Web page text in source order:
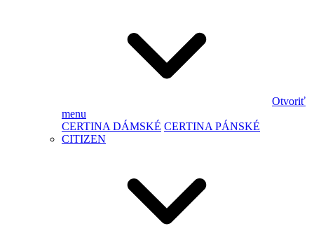
Otvoriť
menu
CERTINA DÁMSKÉ CERTINA PÁNSKÉ
CITIZEN